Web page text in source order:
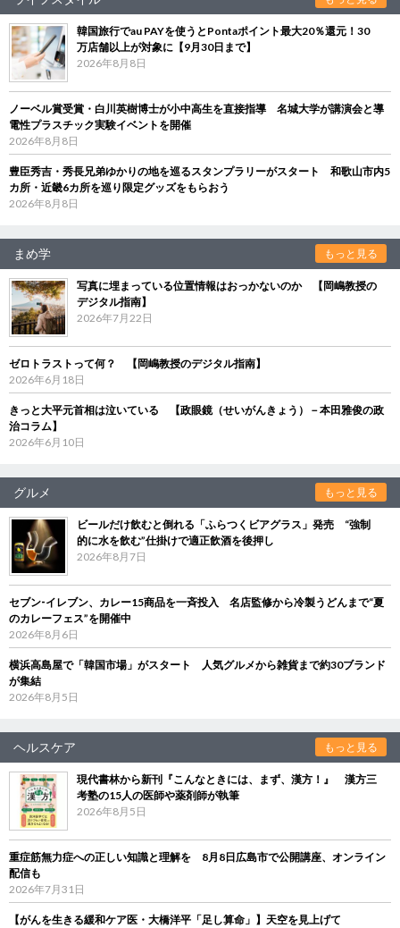
韓国旅行でau PAYを使うとPontaポイント最大20％還元！30
万店舗以上が対象に【9月30日まで】
2026年8月8日
ノーベル賞受賞・白川英樹博士が小中高生を直接指導 名城大学が講演会と導
電性プラスチック実験イベントを開催
2026年8月8日
豊臣秀吉・秀長兄弟ゆかりの地を巡るスタンプラリーがスタート 和歌山市内5
カ所・近畿6カ所を巡り限定グッズをもらおう
2026年8月8日
まめ学 もっと見る
写真に埋まっている位置情報はおっかないのか 【岡嶋教授の
デジタル指南】
2026年7月22日
ゼロトラストって何？ 【岡嶋教授のデジタル指南】
2026年6月18日
きっと大平元首相は泣いている 【政眼鏡（せいがんきょう）－本田雅俊の政
治コラム】
2026年6月10日
グルメ もっと見る
ビールだけ飲むと倒れる「ふらつくビアグラス」発売 “強制
的に水を飲む”仕掛けで適正飲酒を後押し
2026年8月7日
セブン‐イレブン、カレー15商品を一斉投入 名店監修から冷製うどんまで“夏
のカレーフェス”を開催中
2026年8月6日
横浜高島屋で「韓国市場」がスタート 人気グルメから雑貨まで約30ブランド
が集結
2026年8月5日
ヘルスケア もっと見る
現代書林から新刊『こんなときには、まず、漢方！』 漢方三
考塾の15人の医師や薬剤師が執筆
2026年8月5日
重症筋無力症への正しい知識と理解を 8月8日広島市で公開講座、オンライン
配信も
2026年7月31日
【がんを生きる緩和ケア医・大橋洋平「足し算命」】天空を見上げて